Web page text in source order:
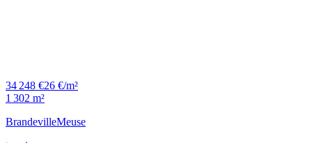
34 248 €26 €/m²
1 302 m²
BrandevilleMeuse